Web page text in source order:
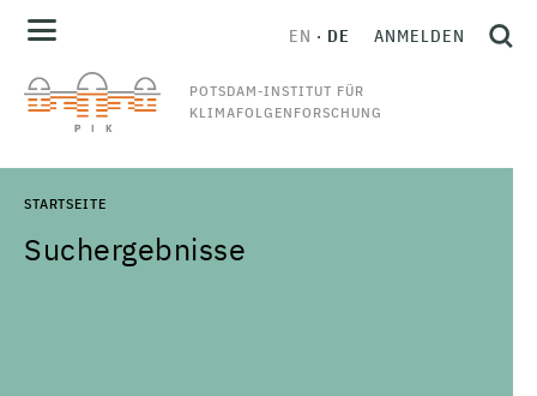
POTSDAM-INSTITUT FÜR
KLIMAFOLGENFORSCHUNG
EN DE ANMELDEN
STARTSEITE
Suchergebnisse